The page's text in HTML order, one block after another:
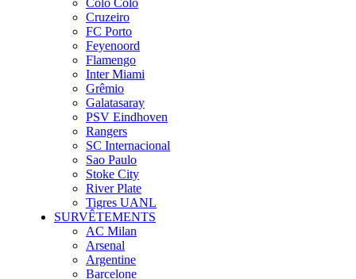
Colo Colo
Cruzeiro
FC Porto
Feyenoord
Flamengo
Inter Miami
Grêmio
Galatasaray
PSV Eindhoven
Rangers
SC Internacional
Sao Paulo
Stoke City
River Plate
Tigres UANL
SURVÊTEMENTS
AC Milan
Arsenal
Argentine
Barcelone